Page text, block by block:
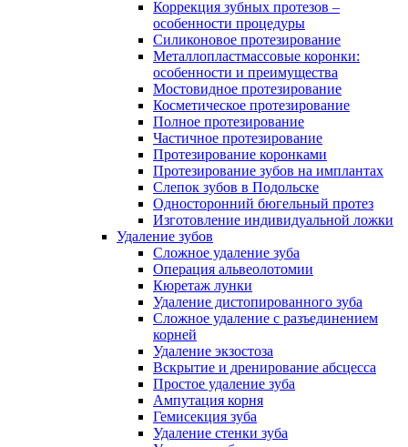
Коррекция зубных протезов –
особенности процедуры
Силиконовое протезирование
Металлопластмассовые коронки:
особенности и преимущества
Мостовидное протезирование
Косметическое протезирование
Полное протезирование
Частичное протезирование
Протезирование коронками
Протезирование зубов на имплантах
Слепок зубов в Подольске
Односторонний бюгельный протез
Изготовление индивидуальной ложки
Удаление зубов
Сложное удаление зуба
Операция альвеолотомии
Кюретаж лунки
Удаление дистопированного зуба
Сложное удаление с разъединением
корней
Удаление экзостоза
Вскрытие и дренирование абсцесса
Простое удаление зуба
Ампутация корня
Гемисекция зуба
Удаление стенки зуба